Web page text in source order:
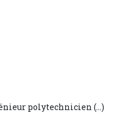
polytechnicien (…)